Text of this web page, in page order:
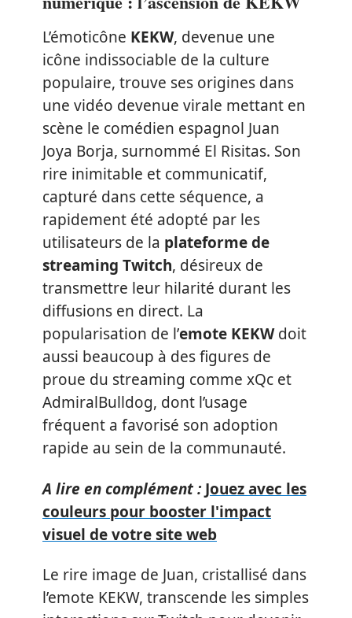
L’émoticône KEKW, devenue une
icône indissociable de la culture
populaire, trouve ses origines dans
une vidéo devenue virale mettant en
scène le comédien espagnol Juan
Joya Borja, surnommé El Risitas. Son
rire inimitable et communicatif,
capturé dans cette séquence, a
rapidement été adopté par les
utilisateurs de la plateforme de
streaming Twitch, désireux de
transmettre leur hilarité durant les
diffusions en direct. La
popularisation de l’emote KEKWdoit
aussi beaucoup à des figures de
proue du streaming comme xQc et
AdmiralBulldog, dont l’usage
fréquent a favorisé son adoption
rapide au sein de la communauté.
A lire en complément : Jouez avec les
couleurs pour booster l'impact
visuel de votre site web
Le rire image de Juan, cristallisé dans
l’emote KEKW, transcende les simples